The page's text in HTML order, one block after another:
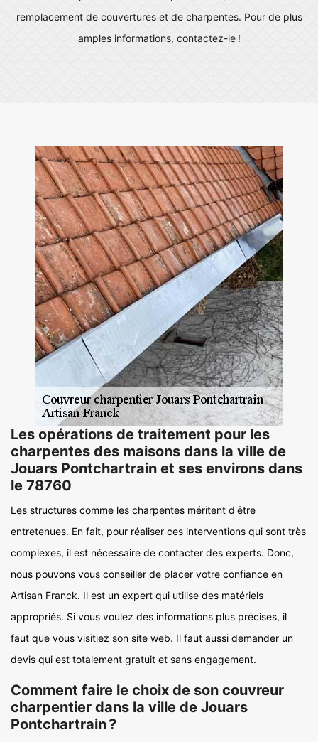
remplacement de couvertures et de charpentes. Pour de plus
amples informations, contactez-le !
Les opérations de traitement pour les
charpentes des maisons dans la ville de
Jouars Pontchartrain et ses environs dans
le 78760
Les structures comme les charpentes méritent d'être
entretenues. En fait, pour réaliser ces interventions qui sont très
complexes, il est nécessaire de contacter des experts. Donc,
nous pouvons vous conseiller de placer votre confiance en
Artisan Franck. Il est un expert qui utilise des matériels
appropriés. Si vous voulez des informations plus précises, il
faut que vous visitiez son site web. Il faut aussi demander un
devis qui est totalement gratuit et sans engagement.
Comment faire le choix de son couvreur
charpentier dans la ville de Jouars
Pontchartrain ?